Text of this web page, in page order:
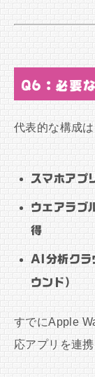
Q6：必要
代表的な構成
スマホアプ
ウェアラブ
得
AI分析クラ
ウンド）
すでにApple
応アプリを連